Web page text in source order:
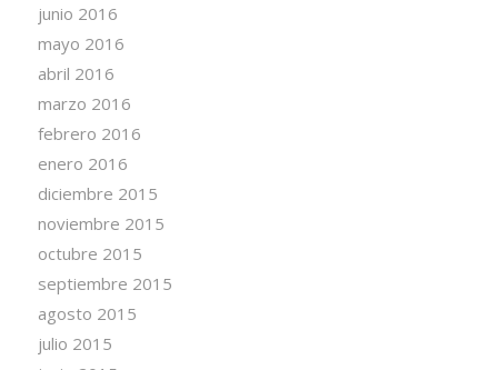
junio 2016
mayo 2016
abril 2016
marzo 2016
febrero 2016
enero 2016
diciembre 2015
noviembre 2015
octubre 2015
septiembre 2015
agosto 2015
julio 2015